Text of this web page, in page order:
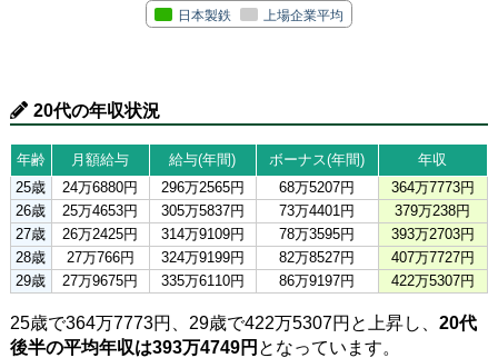
日本製鉄 上場企業平均
20代の年収状況
年齢 月額給与 給与(年間) ボーナス(年間)
年収
25歳
24万6880円 296万2565円 68万5207円
364万7773円
26歳
25万4653円 305万5837円 73万4401円
379万238円
27歳
26万2425円 314万9109円 78万3595円
393万2703円
28歳
27万766円 324万9199円 82万8527円
407万7727円
29歳
27万9675円 335万6110円 86万9197円 422万5307円
25歳で364万7773円、29歳で422万5307円と上昇し、 20代
後半の平均年収は393万4749円 となっています。